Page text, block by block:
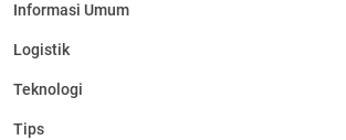
Informasi Umum
Logistik
Teknologi
Tips